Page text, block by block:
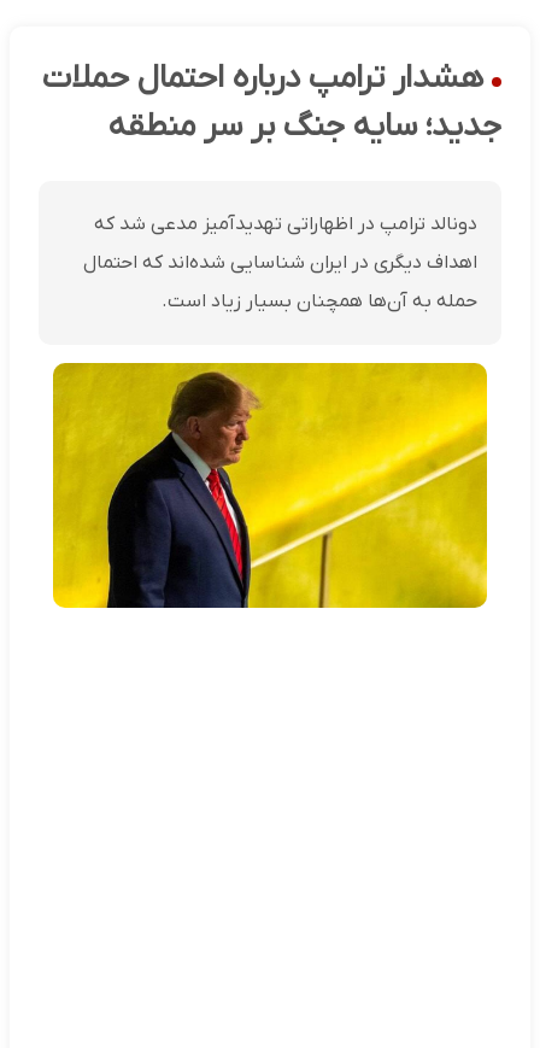
هشدار ترامپ درباره احتمال حملات
جدید؛ سایه جنگ بر سر منطقه
دونالد ترامپ در اظهاراتی تهدیدآمیز مدعی شد که
اهداف دیگری در ایران شناسایی شده‌اند که احتمال
حمله به آن‌ها همچنان بسیار زیاد است.